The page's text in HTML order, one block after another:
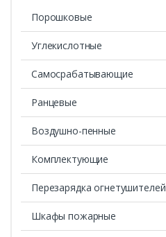
Порошковые
Углекислотные
Cамосрабатывающие
Ранцевые
Воздушно-пенные
Комплектующие
Перезарядка огнетушителей
Шкафы пожарные